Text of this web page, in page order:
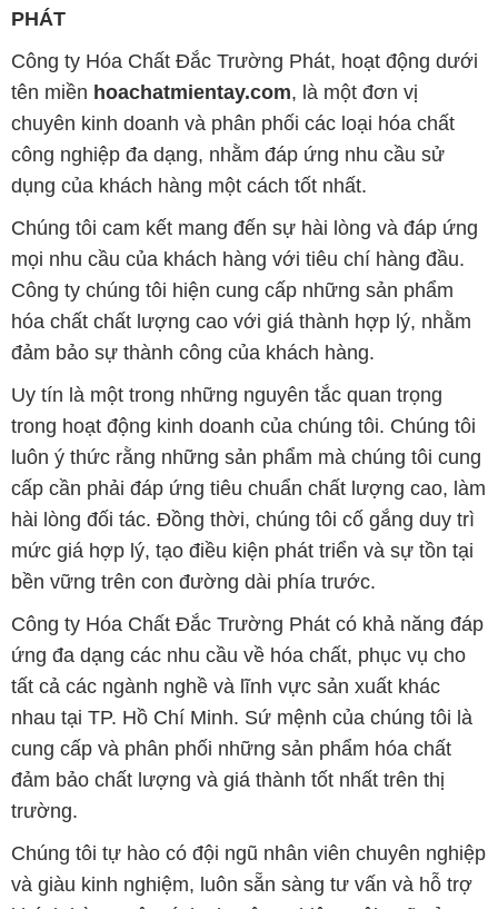
PHÁT
Công ty Hóa Chất Đắc Trường Phát, hoạt động dưới
tên miền hoachatmientay.com, là một đơn vị
chuyên kinh doanh và phân phối các loại hóa chất
công nghiệp đa dạng, nhằm đáp ứng nhu cầu sử
dụng của khách hàng một cách tốt nhất.
Chúng tôi cam kết mang đến sự hài lòng và đáp ứng
mọi nhu cầu của khách hàng với tiêu chí hàng đầu.
Công ty chúng tôi hiện cung cấp những sản phẩm
hóa chất chất lượng cao với giá thành hợp lý, nhằm
đảm bảo sự thành công của khách hàng.
Uy tín là một trong những nguyên tắc quan trọng
trong hoạt động kinh doanh của chúng tôi. Chúng tôi
luôn ý thức rằng những sản phẩm mà chúng tôi cung
cấp cần phải đáp ứng tiêu chuẩn chất lượng cao, làm
hài lòng đối tác. Đồng thời, chúng tôi cố gắng duy trì
mức giá hợp lý, tạo điều kiện phát triển và sự tồn tại
bền vững trên con đường dài phía trước.
Công ty Hóa Chất Đắc Trường Phát có khả năng đáp
ứng đa dạng các nhu cầu về hóa chất, phục vụ cho
tất cả các ngành nghề và lĩnh vực sản xuất khác
nhau tại TP. Hồ Chí Minh. Sứ mệnh của chúng tôi là
cung cấp và phân phối những sản phẩm hóa chất
đảm bảo chất lượng và giá thành tốt nhất trên thị
trường.
Chúng tôi tự hào có đội ngũ nhân viên chuyên nghiệp
và giàu kinh nghiệm, luôn sẵn sàng tư vấn và hỗ trợ